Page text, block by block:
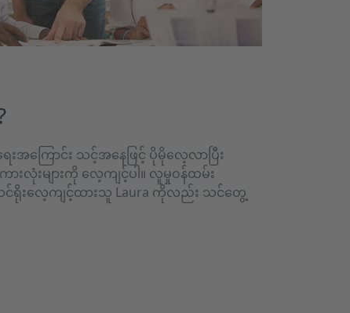
အကြောင်း သင့်အနေဖြင့် ပိုမိုလေ့လာပြီး
းလုံးများကို လေ့ကျင့်ပါ။ လူမှုဝန်ထမ်း
သင်ရိုးလေ့ကျင့်ထားသူ Laura ကိုလည်း သင်တွေ့